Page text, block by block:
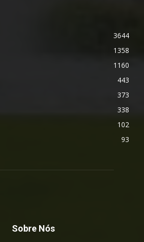
3644
1358
1160
443
373
338
102
93
Sobre Nós